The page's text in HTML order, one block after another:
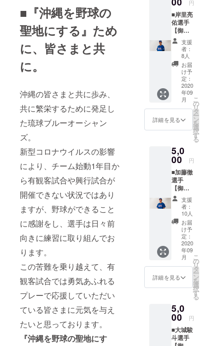
■『沖縄を野球の
聖地にする』ため
に、皆さまと共
に。
沖縄の皆さまと共に歩み、
共に繁栄するために発足し
た琉球ブルーオーシャン
ズ。
新型コロナウイルスの影響
により、チーム始動1年目か
ら有観客試合や興行試合が
開催できない状況ではあり
ますが、野球ができること
に感謝をし、選手は日々前
向きに練習に取り組んでお
ります。
この苦難を乗り越えて、有
観客試合では勇気あふれる
プレーで応援していただい
ている皆さまに元気を与え
たいと思っております。
『沖縄を野球の聖地にす
ます。
※マフ
ラータ
オルの
デザイ
ンは変
更の可
能性も
ござい
ます。
琉球ブ
ルー
オー
シャン
ズを応
援した
いとい
う方は
こちら
よりご
支援を
よろし
くお願
いいた
しま
お願い
いたし
ます。
※マフ
ラータ
オルの
デザイ
ンは変
更の可
能性も
ござい
ます。
いただ
くのに
加え、
比屋根
渉選手
のオリ
ジナル
マフ
ラータ
オルを
お送り
いたし
ます。
比屋根
渉選手
ラータ
オルで
琉球ブ
ルー
オー
シャン
ズを応
援した
いとい
う方は
こちら
よりご
支援を
よろし
くお願
いいた
しま
お願い
いたし
ます。
※マフ
ラータ
円
■岸里亮
佑選手
【御礼
手紙＋
岸里亮
佑選手
オリジ
ナルマ
フラー
タオ
ル】 岸
里亮佑
選手の
サイン
入り御
礼手紙
ルで送
らせて
いただ
くのに
加え、
岸里亮
佑選手
のオリ
ジナル
マフ
ラータ
オルを
お送り
いたし
ます。
岸里亮
佑選手
ラータ
オルで
琉球ブ
ルー
オー
支援
者：
8人
お届
け予
定：
2020
年09
月
詳細を見る
こ
の
リ
タ
ー
ン
を
選
択
す
る
5,0
00 円
■加藤徹
選手
【御礼
手紙＋
加藤徹
選手オ
リジナ
ルマフ
ラータ
オル】
加藤徹
選手の
サイン
入り御
礼手紙
をメー
らせて
いただ
くのに
加え、
加藤徹
支援
者：
10人
お届
け予
定：
2020
年09
月
詳細を見る
こ
の
リ
タ
ー
ン
を
選
択
す
る
5,0
00 円
■大城駿
斗選手